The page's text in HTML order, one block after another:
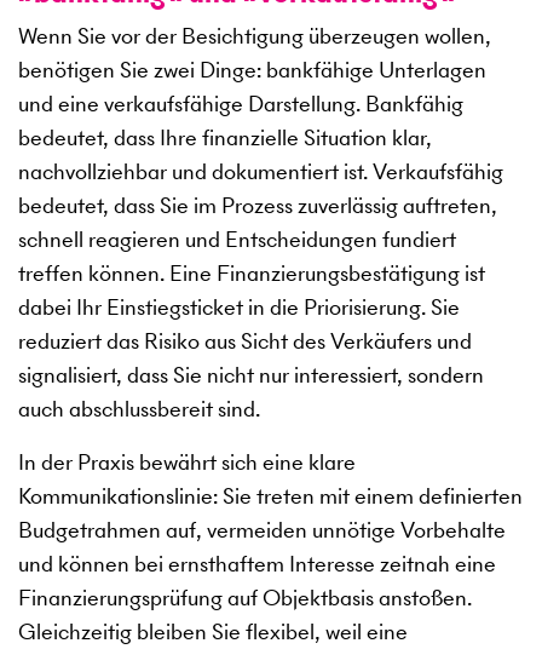
Wenn Sie vor der Besichtigung überzeugen wollen,
benötigen Sie zwei Dinge: bankfähige Unterlagen
und eine verkaufsfähige Darstellung. Bankfähig
bedeutet, dass Ihre finanzielle Situation klar,
nachvollziehbar und dokumentiert ist. Verkaufsfähig
bedeutet, dass Sie im Prozess zuverlässig auftreten,
schnell reagieren und Entscheidungen fundiert
treffen können. Eine Finanzierungsbestätigung ist
dabei Ihr Einstiegsticket in die Priorisierung. Sie
reduziert das Risiko aus Sicht des Verkäufers und
signalisiert, dass Sie nicht nur interessiert, sondern
auch abschlussbereit sind.
In der Praxis bewährt sich eine klare
Kommunikationslinie: Sie treten mit einem definierten
Budgetrahmen auf, vermeiden unnötige Vorbehalte
und können bei ernsthaftem Interesse zeitnah eine
Finanzierungsprüfung auf Objektbasis anstoßen.
Gleichzeitig bleiben Sie flexibel, weil eine